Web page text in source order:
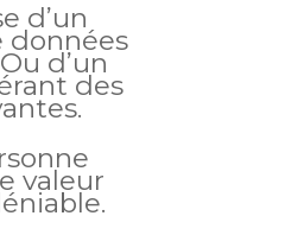
d’un
données
d’un
des
valeur